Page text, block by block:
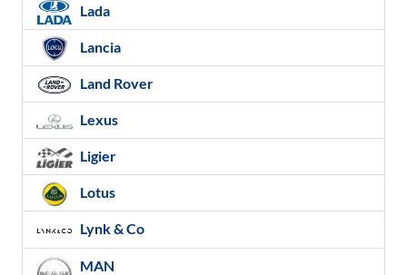
Lada
Lancia
Land Rover
Lexus
Ligier
Lotus
Lynk & Co
MAN